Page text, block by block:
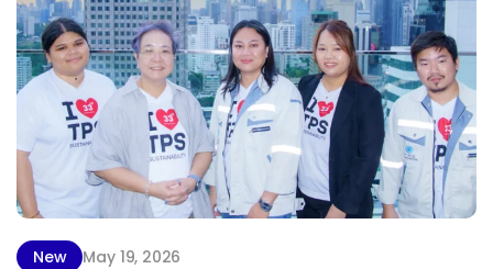
New May 19, 2026